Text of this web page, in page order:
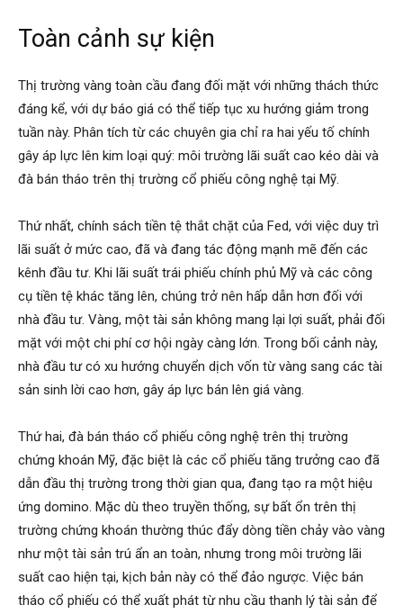
Toàn cảnh sự kiện
Thị trường vàng toàn cầu đang đối mặt với những thách thức
đáng kể, với dự báo giá có thể tiếp tục xu hướng giảm trong
tuần này. Phân tích từ các chuyên gia chỉ ra hai yếu tố chính
gây áp lực lên kim loại quý: môi trường lãi suất cao kéo dài và
đà bán tháo trên thị trường cổ phiếu công nghệ tại Mỹ.
Thứ nhất, chính sách tiền tệ thắt chặt của Fed, với việc duy trì
lãi suất ở mức cao, đã và đang tác động mạnh mẽ đến các
kênh đầu tư. Khi lãi suất trái phiếu chính phủ Mỹ và các công
cụ tiền tệ khác tăng lên, chúng trở nên hấp dẫn hơn đối với
nhà đầu tư. Vàng, một tài sản không mang lại lợi suất, phải đối
mặt với một chi phí cơ hội ngày càng lớn. Trong bối cảnh này,
nhà đầu tư có xu hướng chuyển dịch vốn từ vàng sang các tài
sản sinh lời cao hơn, gây áp lực bán lên giá vàng.
Thứ hai, đà bán tháo cổ phiếu công nghệ trên thị trường
chứng khoán Mỹ, đặc biệt là các cổ phiếu tăng trưởng cao đã
dẫn đầu thị trường trong thời gian qua, đang tạo ra một hiệu
ứng domino. Mặc dù theo truyền thống, sự bất ổn trên thị
trường chứng khoán thường thúc đẩy dòng tiền chảy vào vàng
như một tài sản trú ẩn an toàn, nhưng trong môi trường lãi
suất cao hiện tại, kịch bản này có thể đảo ngược. Việc bán
tháo cổ phiếu có thể xuất phát từ nhu cầu thanh lý tài sản để